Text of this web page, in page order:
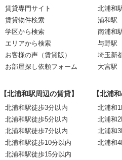
賃貸専門サイト
賃貸物件検索
学区から検索
エリアから検索
お客様の声（賃貸版）
お部屋探し依頼フォーム
北浦和
浦和駅
南浦和
与野駅
埼玉新
大宮駅
【北浦和駅周辺の賃貸】
北浦和駅徒歩3分以内
北浦和駅徒歩5分以内
北浦和駅徒歩7分以内
北浦和駅徒歩10分以内
北浦和駅徒歩15分以内
【北浦
北浦和
北浦和
北浦和
北浦和